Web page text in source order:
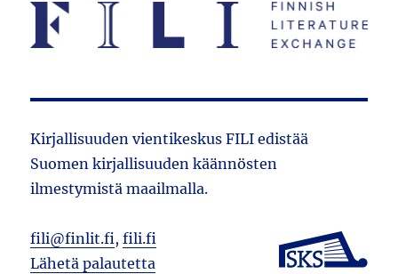
Kirjallisuuden vientikeskus FILI edistää
Suomen kirjallisuuden käännösten
ilmestymistä maailmalla.
fili@finlit.fi,fili.fi
Lähetä palautetta